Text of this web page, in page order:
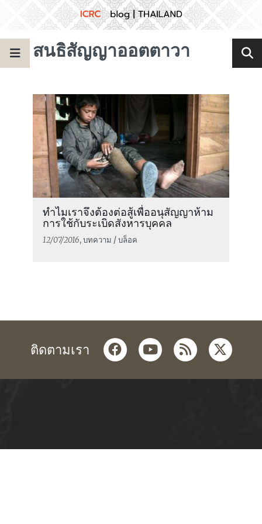
สนธิสัญญาออตตาวา
ทำไมเราจึงต้องต่อสู้เพื่ออนุสัญญาห้าม
การใช้กับระเบิดสังหารบุคคล
12/07/2016, บทความ / บล็อค
ติดตามเรา facebookyoutube
rss twitter